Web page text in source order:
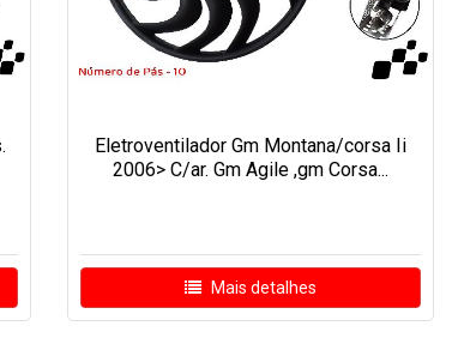
Eletroventilador Gm Montana/corsa Ii
2006> C/ar. Gm Agile ,gm Corsa...
Mais detalhes